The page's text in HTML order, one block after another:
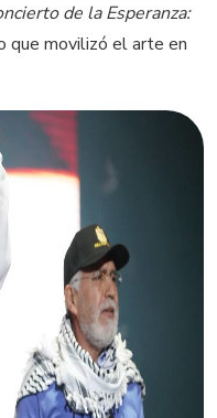
de la Esperanza:
que movilizó el arte en